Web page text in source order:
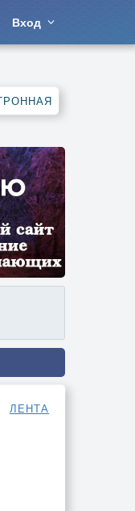
Вход
ЛЕНТА